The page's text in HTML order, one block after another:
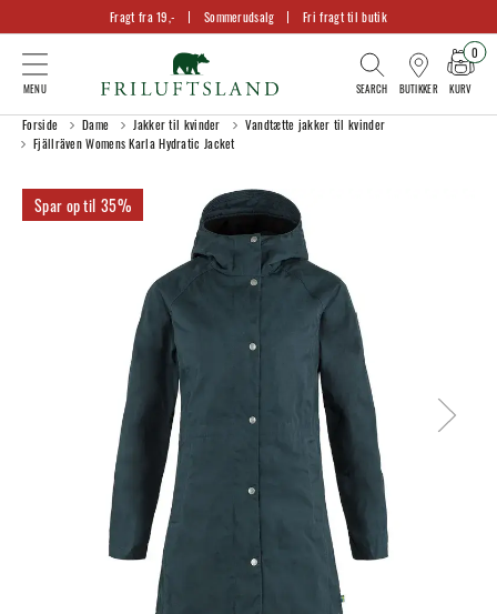
Fragt fra 19,- Sommerudsalg Fri fragt til butik
BUTIKKER KURV
0
Forside Dame Jakker til kvinder
Vandtætte jakker til kvinder
Fjällräven Womens Karla Hydratic Jacket
35%